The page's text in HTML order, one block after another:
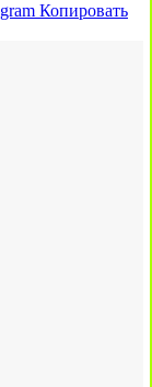
Копировать